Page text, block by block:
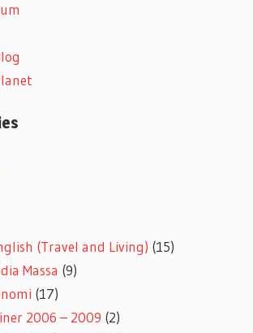
(Travel and Living) (15)
Massa (9)
(17)
2006 – 2009 (2)